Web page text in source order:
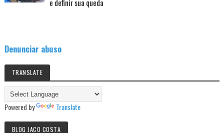
e definir sua queda
Denunciar abuso
TRANSLATE
Powered by Translate
BLOG JACO COSTA